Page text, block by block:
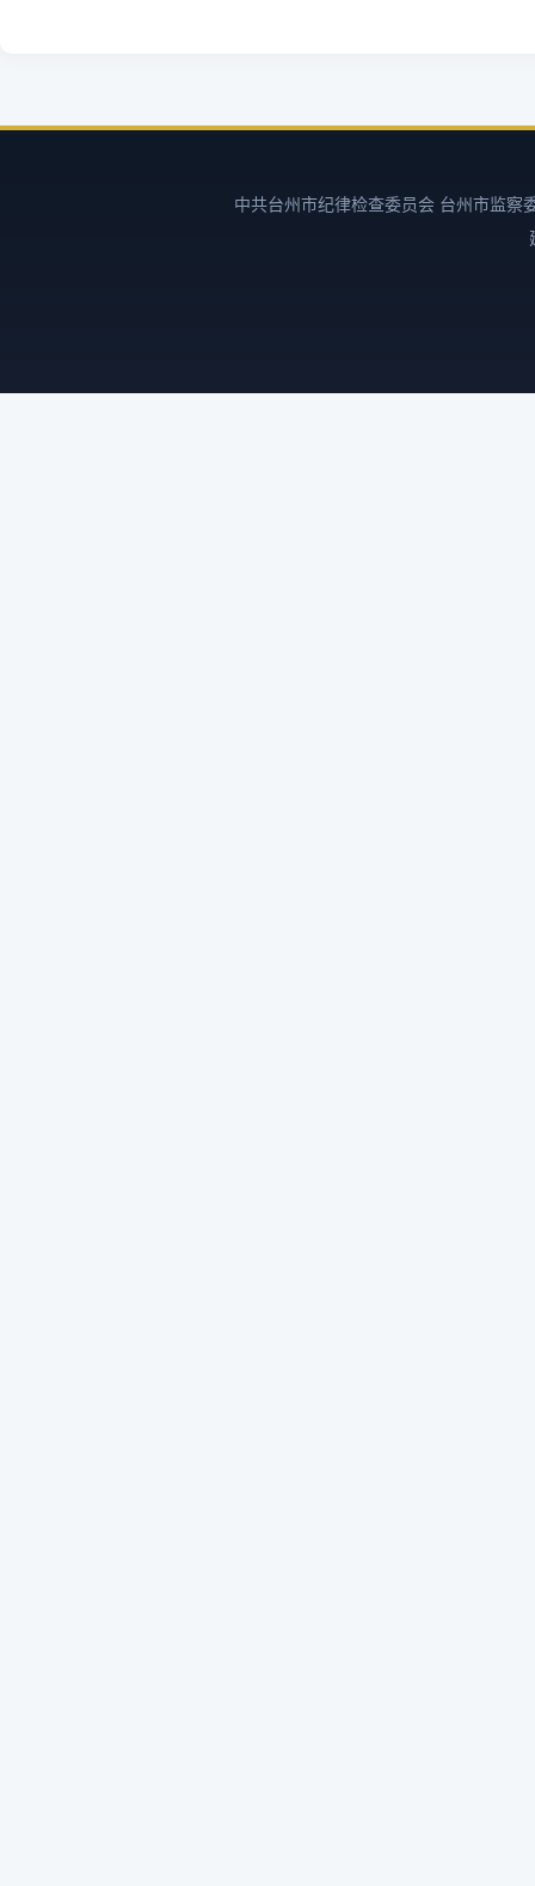
中共台州市纪律检查委员会 台州市监察